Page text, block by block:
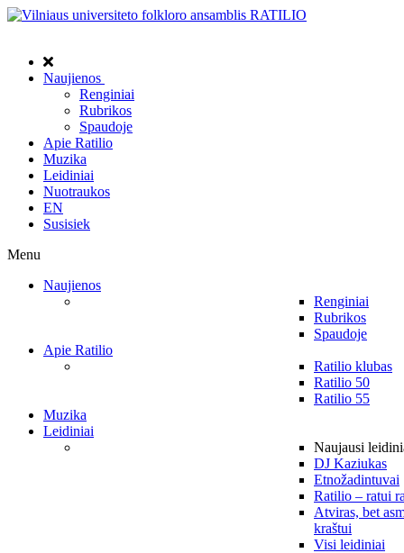
Naujienos
Renginiai
Rubrikos
Spaudoje
Apie Ratilio
Muzika
Leidiniai
Nuotraukos
EN
Susisiek
Menu
Naujienos
Renginiai
Rubrikos
Spaudoje
Apie Ratilio
Ratilio klubas
Ratilio 50
Ratilio 55
Muzika
Leidiniai
Naujausi
DJ Kaziukas
Etnožadintuvai
Ratilio – ratui
Atviras, bet
kraštui
Visi leidiniai